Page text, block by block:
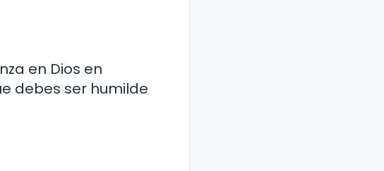
en Dios en
debes ser humilde